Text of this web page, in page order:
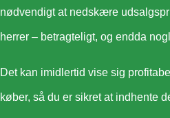
nødvendigt at nedskære
herrer – betragteligt, og endda
Det kan imidlertid vise sig
køber, så du er sikret at indhente